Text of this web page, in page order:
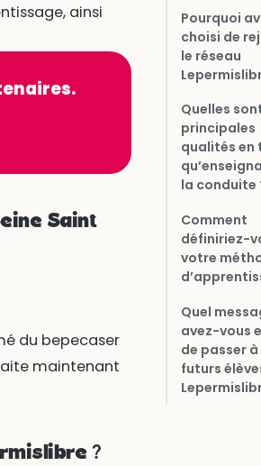
ainsi
Saint
du bepecaser
maintenant
?
Pourquoi
choisi de
le réseau
Quelles
principales
qualités en
la conduite
Comment
définiriez-
votre
Quel
avez-vous
de passer à
futurs